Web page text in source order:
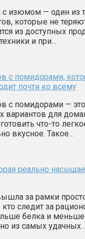
с изюмом — один из
которые не
из доступных
и при…
с помидорами,
почти ко всему
с помидорами —
вариантов для
что-то
вкусное. Такое…
реально
за рамки
кто следит за
белка и
из самых удачных…